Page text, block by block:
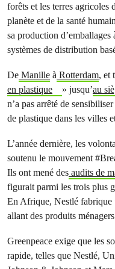
forêts et les terres agricoles
planète et de la santé
sa production
systèmes de distribution
De Manille à Rotterdam, et
en plastique
» jusqu’au
n’a pas arrêté de
de plastique dans les villes
L’année dernière, les
soutenu le mouvement
Ils ont mené des audits de
figurait parmi les trois plus
En Afrique, Nestlé fabrique
allant des produits
Greenpeace exige que les
rapide, telles que Nestlé,